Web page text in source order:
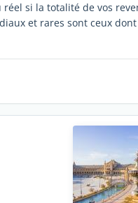
si la totalité de vos
et rares sont ceux